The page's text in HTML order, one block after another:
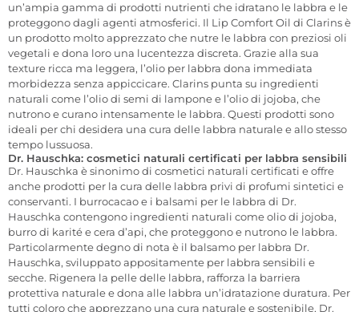
un’ampia gamma di prodotti nutrienti che idratano le labbra e le
proteggono dagli agenti atmosferici. Il Lip Comfort Oil di Clarins è
un prodotto molto apprezzato che nutre le labbra con preziosi oli
vegetali e dona loro una lucentezza discreta. Grazie alla sua
texture ricca ma leggera, l’olio per labbra dona immediata
morbidezza senza appiccicare. Clarins punta su ingredienti
naturali come l’olio di semi di lampone e l’olio di jojoba, che
nutrono e curano intensamente le labbra. Questi prodotti sono
ideali per chi desidera una cura delle labbra naturale e allo stesso
tempo lussuosa.
Dr. Hauschka: cosmetici naturali certificati per labbra sensibili
Dr. Hauschka è sinonimo di cosmetici naturali certificati e offre
anche prodotti per la cura delle labbra privi di profumi sintetici e
conservanti. I burrocacao e i balsami per le labbra di Dr.
Hauschka contengono ingredienti naturali come olio di jojoba,
burro di karité e cera d’api, che proteggono e nutrono le labbra.
Particolarmente degno di nota è il balsamo per labbra Dr.
Hauschka, sviluppato appositamente per labbra sensibili e
secche. Rigenera la pelle delle labbra, rafforza la barriera
protettiva naturale e dona alle labbra un’idratazione duratura. Per
tutti coloro che apprezzano una cura naturale e sostenibile, Dr.